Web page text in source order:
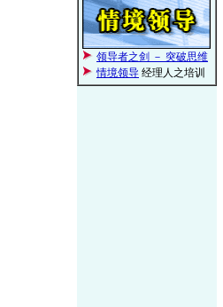
领导者之剑 － 突破思维
情境领导 经理人之培训